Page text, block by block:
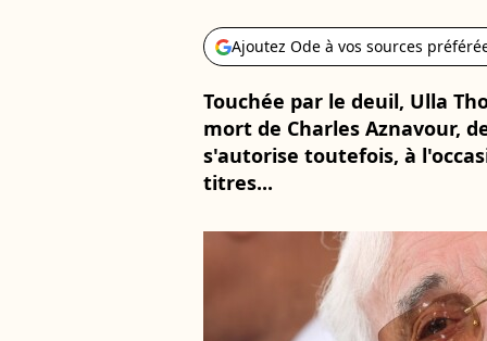
Ajoutez Ode à vos sources
Touchée par le deuil, Ulla
mort de Charles Aznavour,
s'autorise toutefois, à
titres...